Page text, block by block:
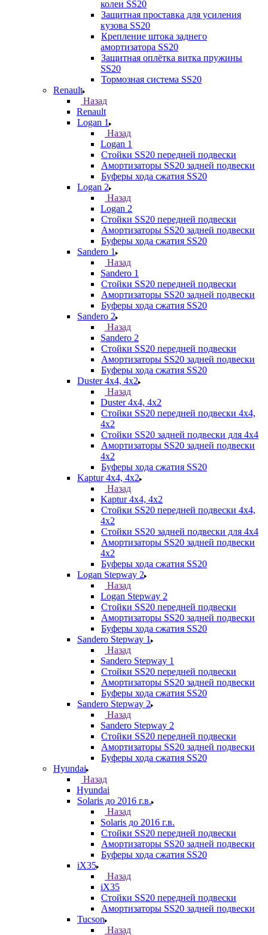
колеи SS20
Защитная проставка для усиления
кузова SS20
Крепление штока заднего
амортизатора SS20
Защитная оплётка витка пружины
SS20
Тормозная система SS20
Renault
Назад
Renault
Logan 1
Назад
Logan 1
Стойки SS20 передней подвески
Амортизаторы SS20 задней подвески
Буферы хода сжатия SS20
Logan 2
Назад
Logan 2
Стойки SS20 передней подвески
Амортизаторы SS20 задней подвески
Буферы хода сжатия SS20
Sandero 1
Назад
Sandero 1
Стойки SS20 передней подвески
Амортизаторы SS20 задней подвески
Буферы хода сжатия SS20
Sandero 2
Назад
Sandero 2
Стойки SS20 передней подвески
Амортизаторы SS20 задней подвески
Буферы хода сжатия SS20
Duster 4х4, 4x2
Назад
Duster 4х4, 4x2
Стойки SS20 передней подвески 4х4,
4x2
Стойки SS20 задней подвески для 4х4
Амортизаторы SS20 задней подвески
4х2
Буферы хода сжатия SS20
Kaptur 4х4, 4х2
Назад
Kaptur 4х4, 4х2
Стойки SS20 передней подвески 4х4,
4x2
Стойки SS20 задней подвески для 4х4
Амортизаторы SS20 задней подвески
4х2
Буферы хода сжатия SS20
Logan Stepway 2
Назад
Logan Stepway 2
Стойки SS20 передней подвески
Амортизаторы SS20 задней подвески
Буферы хода сжатия SS20
Sandero Stepway 1
Назад
Sandero Stepway 1
Стойки SS20 передней подвески
Амортизаторы SS20 задней подвески
Буферы хода сжатия SS20
Sandero Stepway 2
Назад
Sandero Stepway 2
Стойки SS20 передней подвески
Амортизаторы SS20 задней подвески
Буферы хода сжатия SS20
Hyundai
Назад
Hyundai
Solaris до 2016 г.в.
Назад
Solaris до 2016 г.в.
Стойки SS20 передней подвески
Амортизаторы SS20 задней подвески
Буферы хода сжатия SS20
iX35
Назад
iX35
Стойки SS20 передней подвески
Амортизаторы SS20 задней подвески
Tucson
Назад